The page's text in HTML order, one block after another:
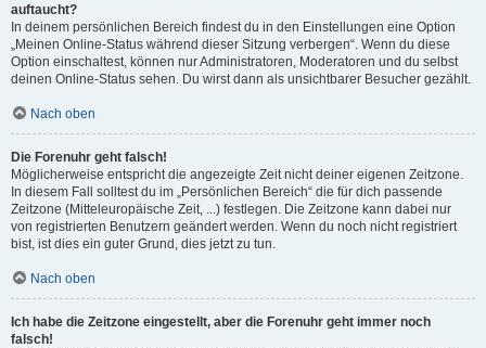
auftaucht?
In deinem persönlichen Bereich findest du in den Einstellungen eine Option
„Meinen Online-Status während dieser Sitzung verbergen“. Wenn du diese
Option einschaltest, können nur Administratoren, Moderatoren und du selbst
deinen Online-Status sehen. Du wirst dann als unsichtbarer Besucher gezählt.
Nach oben
Die Forenuhr geht falsch!
Möglicherweise entspricht die angezeigte Zeit nicht deiner eigenen Zeitzone.
In diesem Fall solltest du im „Persönlichen Bereich“ die für dich passende
Zeitzone (Mitteleuropäische Zeit, ...) festlegen. Die Zeitzone kann dabei nur
von registrierten Benutzern geändert werden. Wenn du noch nicht registriert
bist, ist dies ein guter Grund, dies jetzt zu tun.
Nach oben
Ich habe die Zeitzone eingestellt, aber die Forenuhr geht immer noch
falsch!